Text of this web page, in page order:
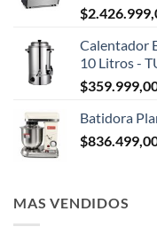
$
Calentador
10 Litros -
$
Batidora
$
MAS VENDIDOS